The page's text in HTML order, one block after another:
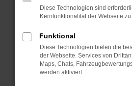
Beim Laden ist ein Fehler
Überprüfe deine Firewall
Internetverbindung.
Laden andere Webseiten,
Suchmaschine?
Diese Technologien sind
Kernfunktionalität der Webseite
Funktional
Diese Technologien bieten die
der Webseite. Services von
Maps, Chats,
werden aktiviert.